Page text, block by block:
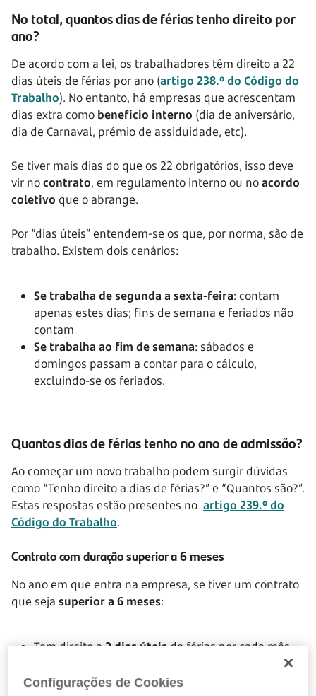
No total, quantos dias de férias tenho direito por
ano?
De acordo com a lei, os trabalhadores têm direito a 22
dias úteis de férias por ano (artigo 238.º do Código do
Trabalho). No entanto, há empresas que acrescentam
dias extra como benefício interno (dia de aniversário,
dia de Carnaval, prémio de assiduidade, etc).
Se tiver mais dias do que os 22 obrigatórios, isso deve
vir nocontrato, em regulamento interno ou noacordo
coletivo que o abrange.
Por “dias úteis” entendem-se os que, por norma, são de
trabalho. Existem dois cenários:
Se trabalha de segunda a sexta-feira: contam
apenas estes dias; fins de semana e feriados não
contam
Se trabalha ao fim de semana: sábados e
domingos passam a contar para o cálculo,
excluindo-se os feriados.
Quantos dias de férias tenho no ano de admissão?
Ao começar um novo trabalho podem surgir dúvidas
como “Tenho direito a dias de férias?” e “Quantos são?”.
Estas respostas estão presentes no artigo 239.º do
Código do Trabalho.
Contrato com duração superior a 6 meses
No ano em que entra na empresa, se tiver um contrato
que seja superior a 6 meses:
Tem direito a 2 dias úteis de férias por cada mês
Até ao limite de20 dias nesse ano
Configurações de Cookies